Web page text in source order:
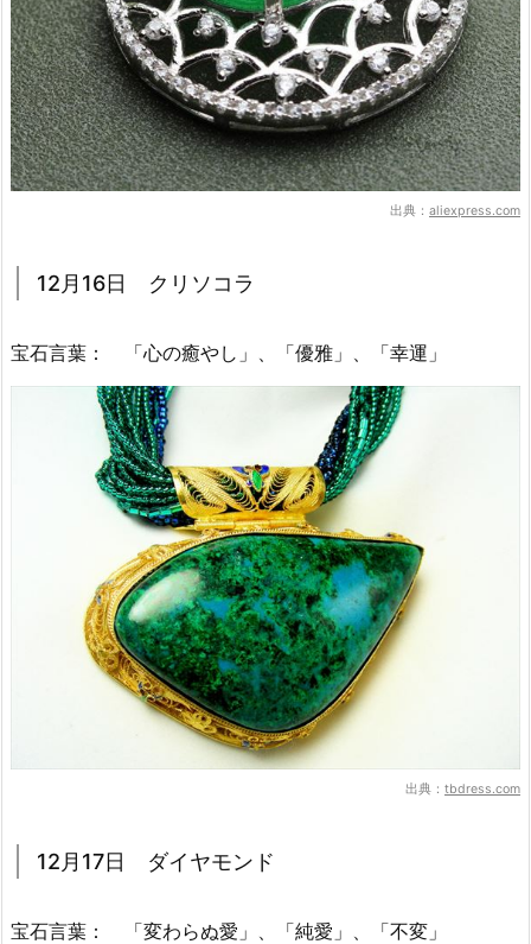
出典： aliexpress.com
12月16日 クリソコラ
宝石言葉： 「心の癒やし」、「優雅」、「幸運」
出典： tbdress.com
12月17日 ダイヤモンド
宝石言葉： 「変わらぬ愛」、「純愛」、「不変」